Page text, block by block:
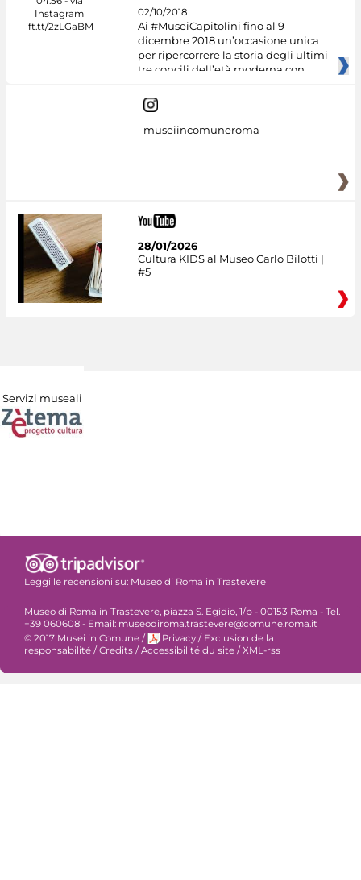
02/10/2018
Ai #MuseiCapitolini fino al 9
dicembre 2018 un’occasione unica
per ripercorrere la storia degli ultimi
tre concili dell’età moderna con
museiincomuneroma
28/01/2026
Cultura KIDS al Museo Carlo Bilotti |
#5
Servizi museali
Leggi le recensioni su: Museo di Roma in Trastevere
Museo di Roma in Trastevere, piazza S. Egidio, 1/b - 00153 Roma - Tel.
+39 060608 - Email: museodiroma.trastevere@comune.roma.it
© 2017 Musei in Comune / Privacy / Exclusion de la
responsabilité / Credits / Accessibilité du site / XML-rss